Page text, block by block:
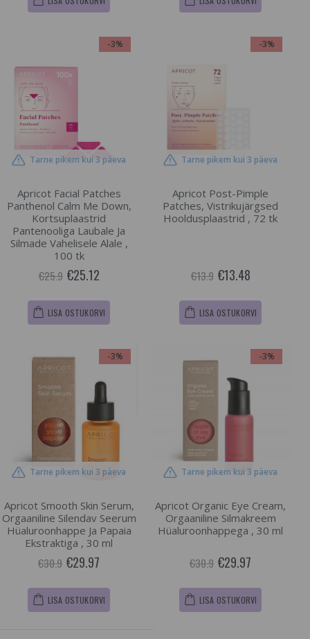
-3%
Tarne pikem kui 3 päeva
Apricot Facial Patches
Panthenol Calm Me Down,
Kortsuplaastrid
Pantenooliga Laubale Ja
Silmade Vahelisele Alale ,
100 tk
€25.9 €25.12
LISA OSTUKORVI
-3%
Tarne pikem kui 3 päeva
Apricot Post-Pimple
Patches, Vistrikujärgsed
Hooldusplaastrid , 72 tk
€13.9 €13.48
LISA OSTUKORVI
-3%
Tarne pikem kui 3 päeva
Apricot Smooth Skin Serum,
Orgaaniline Silendav Seerum
Hüaluroonhappe Ja Papaia
Ekstraktiga , 30 ml
€30.9 €29.97
LISA OSTUKORVI
-3%
Tarne pikem kui 3 päeva
Apricot Organic Eye Cream,
Orgaaniline Silmakreem
Hüaluroonhappega , 30 ml
€30.9 €29.97
LISA OSTUKORVI